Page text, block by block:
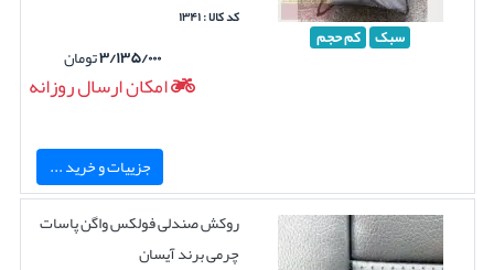
سبک کم حجم
کد کالا : ۱۳۴۱
۳/۱۳۵/۰۰۰تومان
امکان ارسال روزانه
جزییات و خرید ...
روکش صندلی فولکس واگن پاسات
چرمی برند آیسان